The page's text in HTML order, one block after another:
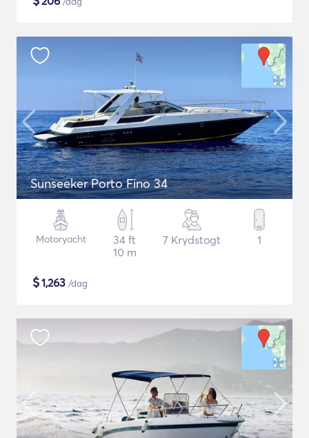
Sunseeker Porto Fino 34
Motoryacht
34 ft
10 m
7 Krydstogt 1
$1,263 /dag